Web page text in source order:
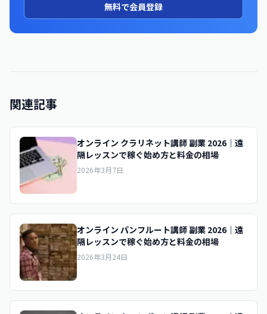
無料で会員登録
関連記事
オンライン クラリネット講師 副業 2026｜遠
隔レッスンで稼ぐ始め方と料金の相場
2026年3月7日
オンライン パンフルート講師 副業 2026｜遠
隔レッスンで稼ぐ始め方と料金の相場
2026年3月24日